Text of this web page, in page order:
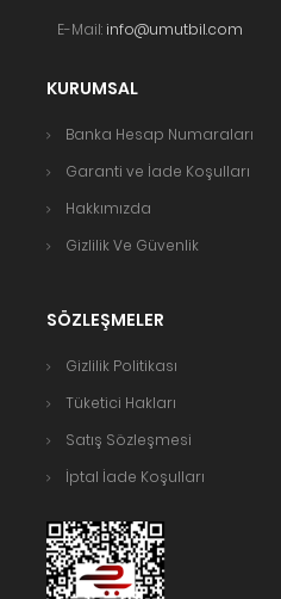
E-Mail: info@umutbil.com
KURUMSAL
Banka Hesap Numaraları
Garanti ve İade Koşulları
Hakkımızda
Gizlilik Ve Güvenlik
SÖZLEŞMELER
Gizlilik Politikası
Tüketici Hakları
Satış Sözleşmesi
İptal İade Koşulları